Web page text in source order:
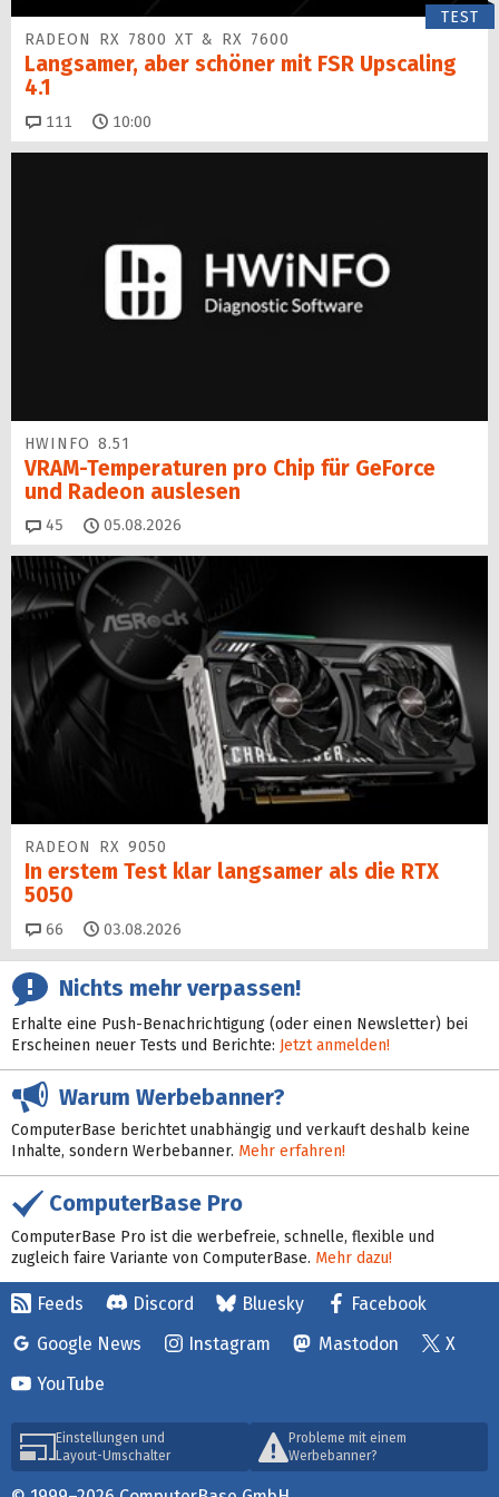
TEST
RADEON RX 7800 XT & RX 7600
Langsamer, aber schöner mit FSR Upscaling
4.1
111 Kommentare
10:00
HWINFO 8.51
VRAM-Temperaturen pro Chip für GeForce
und Radeon auslesen
45 Kommentare
05.08.2026
RADEON RX 9050
In erstem Test klar langsamer als die RTX
5050
66 Kommentare
03.08.2026
Nichts mehr verpassen!
Erhalte eine Push-Benachrichtigung (oder einen Newsletter) bei
Erscheinen neuer Tests und Berichte: Jetzt anmelden!
Warum Werbebanner?
ComputerBase berichtet unabhängig und verkauft deshalb keine
Inhalte, sondern Werbebanner. Mehr erfahren!
ComputerBase Pro
ComputerBase Pro ist die werbefreie, schnelle, flexible und
zugleich faire Variante von ComputerBase. Mehr dazu!
Feeds Discord Bluesky
Facebook
Google News
Instagram Mastodon
X
YouTube
Einstellungen und
Layout-Umschalter
Probleme mit einem
Werbebanner?